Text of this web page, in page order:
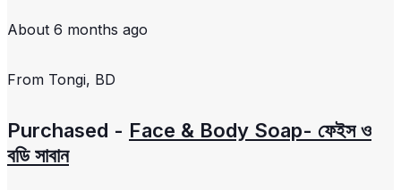
About 6 months ago
From Tongi, BD
Purchased - Face & Body Soap- ফেইস ও
বডি সাবান